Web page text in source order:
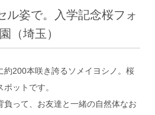
ル姿で。入学記念桜フォ
（埼玉）
約200本咲き誇るソメイヨシノ。桜
ットです。
負って、お友達と一緒の自然体なお